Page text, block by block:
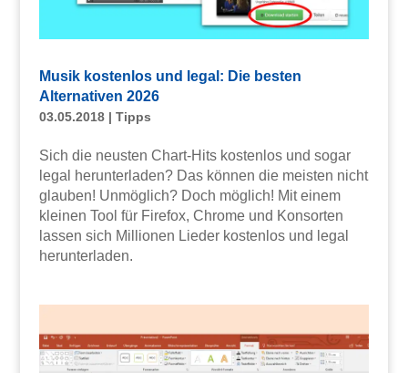
Musik kostenlos und legal: Die besten
Alternativen 2026
03.05.2018| Tipps
Sich die neusten Chart-Hits kostenlos und sogar
legal herunterladen? Das können die meisten nicht
glauben! Unmöglich? Doch möglich! Mit einem
kleinen Tool für Firefox, Chrome und Konsorten
lassen sich Millionen Lieder kostenlos und legal
herunterladen.